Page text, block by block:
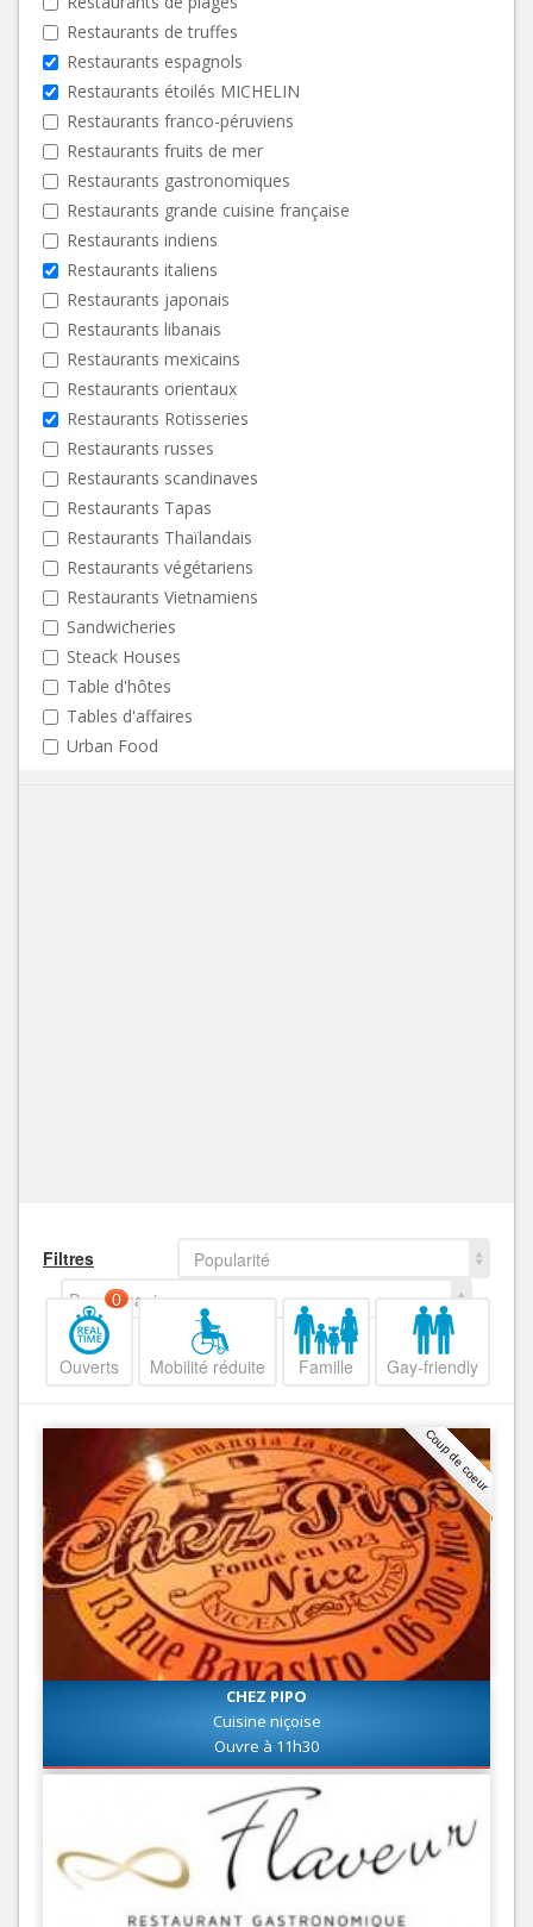
Restaurants de truffes
Restaurants espagnols
Restaurants étoilés MICHELIN
Restaurants franco-péruviens
Restaurants fruits de mer
Restaurants gastronomiques
Restaurants grande cuisine française
Restaurants indiens
Restaurants italiens
Restaurants japonais
Restaurants libanais
Restaurants mexicains
Restaurants orientaux
Restaurants Rotisseries
Restaurants russes
Restaurants scandinaves
Restaurants Tapas
Restaurants Thaïlandais
Restaurants végétariens
Restaurants Vietnamiens
Sandwicheries
Steack Houses
Table d'hôtes
Tables d'affaires
Urban Food
Filtres
Popularité
Decroissant
Ouverts
0
Mobilité réduite Famille Gay-friendly
Coup de coeur
CHEZ PIPO
Cuisine niçoise
Ouvre à 11h30